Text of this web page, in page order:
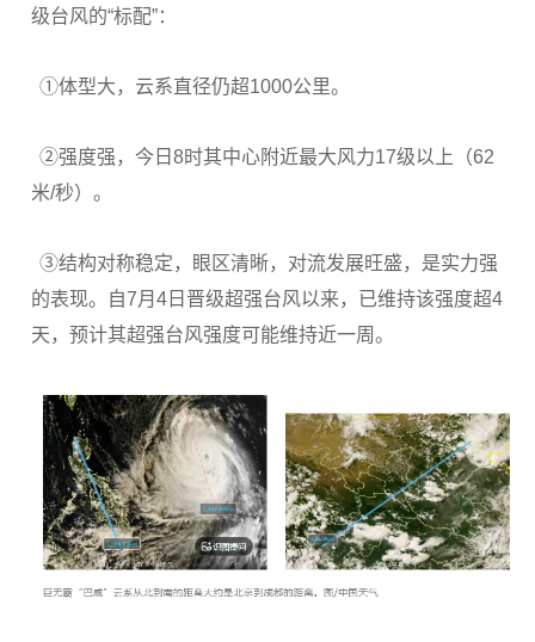
级台风的“标配”：
①体型大，云系直径仍超1000公里。
②强度强，今日8时其中心附近最大风力17级以上（62
米/秒）。
③结构对称稳定，眼区清晰，对流发展旺盛，是实力强
的表现。自7月4日晋级超强台风以来，已维持该强度超4
天，预计其超强台风强度可能维持近一周。